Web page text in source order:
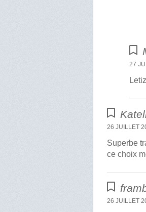
27
26 JUILLET
Superbe
ce choix
26 JUILLET